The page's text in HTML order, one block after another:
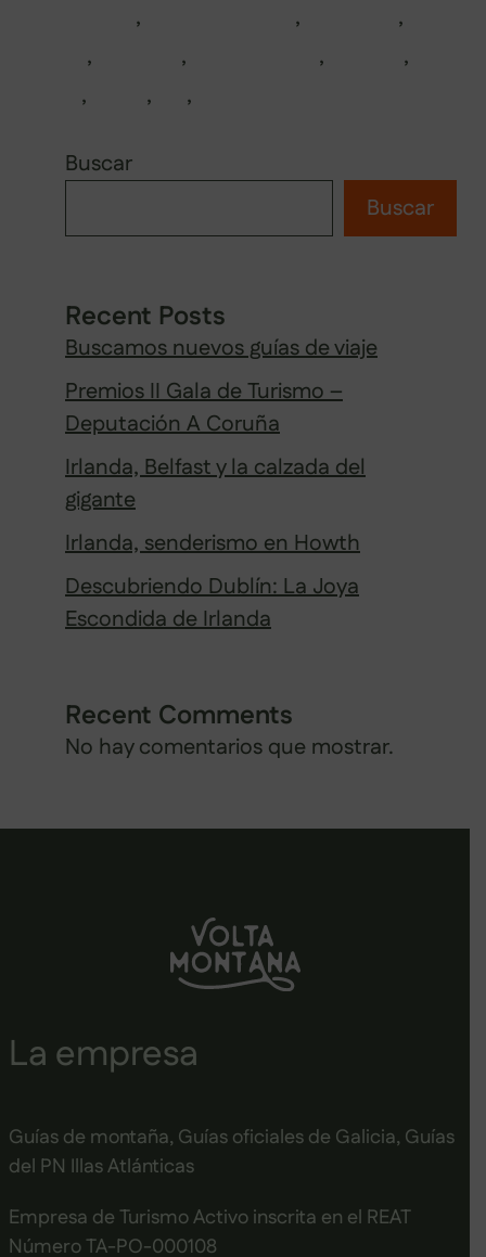
, ,
,
, , ,
,
, , ,
Buscar
Buscar
Recent Posts
Buscamos nuevos guías de viaje
Premios II Gala de Turismo –
Deputación A Coruña
Irlanda, Belfast y la calzada del
gigante
Irlanda, senderismo en Howth
Descubriendo Dublín: La Joya
Escondida de Irlanda
Recent Comments
No hay comentarios que mostrar.
La empresa
Guías de montaña, Guías oficiales de Galicia, Guías
del PN Illas Atlánticas
Empresa de Turismo Activo inscrita en el REAT
Número TA-PO-000108